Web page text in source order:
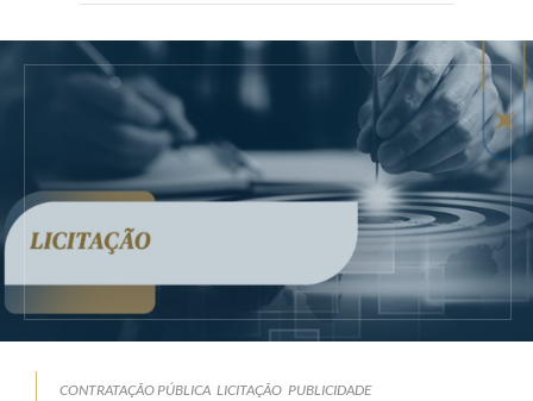
CONTRATAÇÃO PÚBLICA LICITAÇÃO PUBLICIDADE